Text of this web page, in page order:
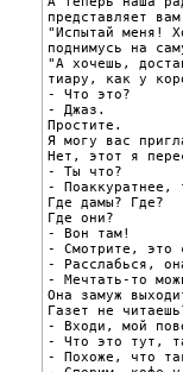
представляет
"Испытай меня!
поднимусь на
"А хочешь,
тиару, как у
- Что это?
- Джаз.
Простите.
Я могу вас
Нет, этот я
- Ты что?
- Поаккуратнее,
Где дамы? Где?
Где они?
- Вон там!
- Смотрите, это
- Расслабься,
- Мечтать-то
Она замуж
Газет не
- Входи, мой
- Что это тут,
- Похоже, что